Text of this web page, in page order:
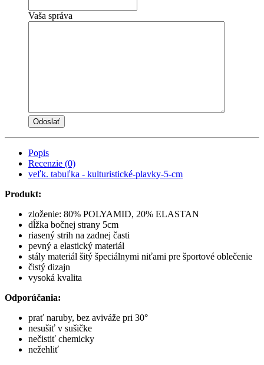
Vaša správa
Popis
Recenzie (0)
veľk. tabuľka - kulturistické-plavky-5-cm
Produkt:
zloženie: 80% POLYAMID, 20% ELASTAN
dĺžka bočnej strany 5cm
riasený strih na zadnej časti
pevný a elastický materiál
stály materiál šitý špeciálnymi niťami pre športové oblečenie
čistý dizajn
vysoká kvalita
Odporúčania:
prať naruby, bez aviváže pri 30°
nesušiť v sušičke
nečistiť chemicky
nežehliť